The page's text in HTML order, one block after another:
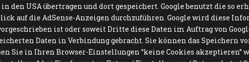
den USA übertragen und dort gespeichert. Google benutzt die so
auf die AdSense-Anzeigen durchzuführen. Google wird diese
ist oder soweit Dritte diese Daten im Auftrag von
Daten in Verbindung gebracht. Sie können das Speichern
Sie in Ihren Browser-Einstellungen “keine Cookies